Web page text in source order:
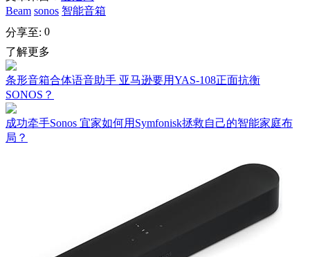
Beam sonos 智能音箱
分享至: 0
了解更多
条形音箱合体语音助手 亚马逊要用YAS-108正面抗衡
SONOS？
成功牵手Sonos 宜家如何用Symfonisk拯救自己的智能家庭布
局？